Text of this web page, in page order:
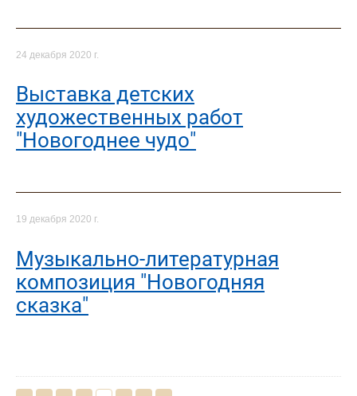
24 декабря 2020 г.
Выставка детских
художественных работ
"Новогоднее чудо"
19 декабря 2020 г.
Музыкально-литературная
композиция "Новогодняя
сказка"